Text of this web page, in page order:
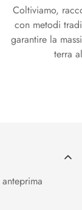
Coltiviamo,
con metodi
garantire la
terra